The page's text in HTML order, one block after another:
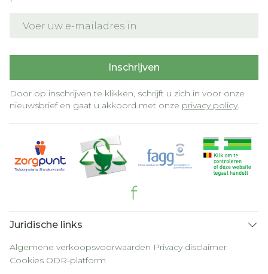
Inschrijven
Door op inschrijven te klikken, schrijft u zich in voor onze
nieuwsbrief en gaat u akkoord met onze privacy policy.
Juridische links
Algemene verkoopsvoorwaarden Privacy disclaimer
Cookies ODR-platform